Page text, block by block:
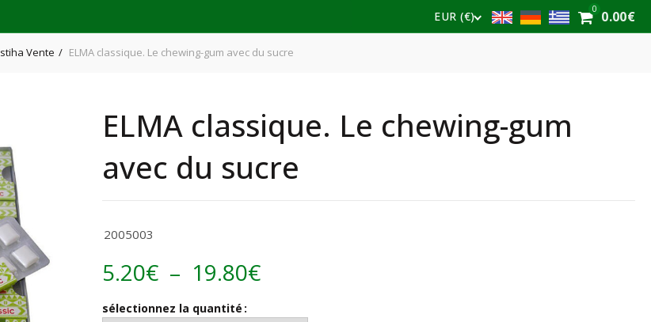
EUR (€)
0 0.00€
Vente ELMA classique. Le chewing-gum avec du sucre
ELMA classique. Le chewing-gum
avec du sucre
2005003
5.20€ – 19.80€Plage
sélectionnez la quantité